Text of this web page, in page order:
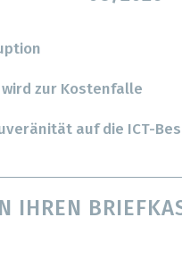
wird zur Kostenfalle
auf die ICT-
IHREN